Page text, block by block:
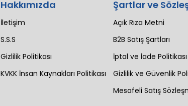
Hakkımızda
İletişim
S.S.S
Gizlilik Politikası
KVKK İnsan Kaynakları Politikası
Şartlar ve
Açık Rıza Metni
B2B Satış Şartları
İptal ve İade Politikası
Gizlilik ve Güvenlik
Mesafeli Satış